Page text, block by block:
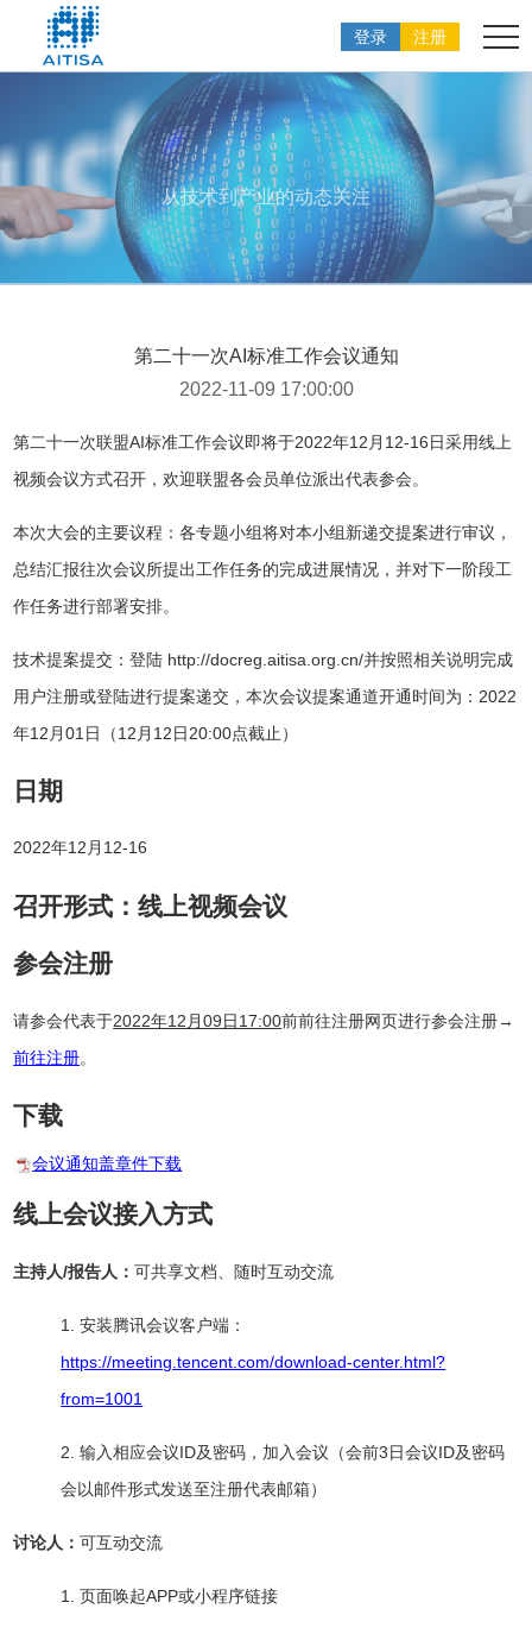
登录 注册
从技术到产业的动态关注
第二十一次AI标准工作会议通知
2022-11-09 17:00:00
第二十一次联盟AI标准工作会议即将于2022年12月12-16日采用线上
视频会议方式召开，欢迎联盟各会员单位派出代表参会。
本次大会的主要议程：各专题小组将对本小组新递交提案进行审议，
总结汇报往次会议所提出工作任务的完成进展情况，并对下一阶段工
作任务进行部署安排。
技术提案提交：登陆 http://docreg.aitisa.org.cn/并按照相关说明完成
用户注册或登陆进行提案递交，本次会议提案通道开通时间为：2022
年12月01日（12月12日20:00点截止）
日期
2022年12月12-16
召开形式：线上视频会议
参会注册
请参会代表于2022年12月09日17:00前前往注册网页进行参会注册→
前往注册。
下载
会议通知盖章件下载
线上会议接入方式
主持人/报告人：可共享文档、随时互动交流
1. 安装腾讯会议客户端：
https://meeting.tencent.com/download-center.html?
from=1001
2. 输入相应会议ID及密码，加入会议（会前3日会议ID及密码
会以邮件形式发送至注册代表邮箱）
讨论人：可互动交流
1. 页面唤起APP或小程序链接